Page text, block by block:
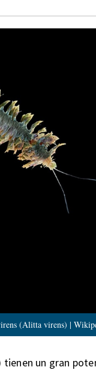
(Alitta virens) |
tienen un gran